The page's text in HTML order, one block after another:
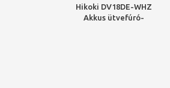
Hikoki DV18DE-WHZ
Akkus ütvefúró-